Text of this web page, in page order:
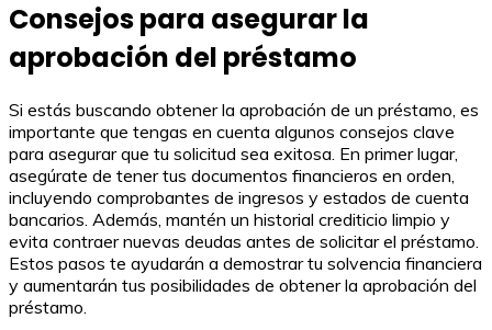
Consejos para asegurar la
aprobación del préstamo
Si estás buscando obtener la aprobación de un préstamo, es
importante que tengas en cuenta algunos consejos clave
para asegurar que tu solicitud sea exitosa. En primer lugar,
asegúrate de tener tus documentos financieros en orden,
incluyendo comprobantes de ingresos y estados de cuenta
bancarios. Además, mantén un historial crediticio limpio y
evita contraer nuevas deudas antes de solicitar el préstamo.
Estos pasos te ayudarán a demostrar tu solvencia financiera
y aumentarán tus posibilidades de obtener la aprobación del
préstamo.